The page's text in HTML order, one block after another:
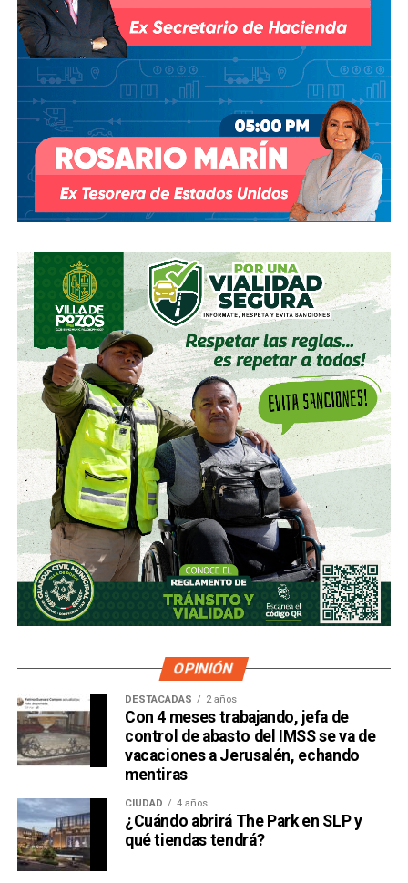
OPINIÓN
DESTACADAS 2 años
Con 4 meses trabajando, jefa de
control de abasto del IMSS se va de
vacaciones a Jerusalén, echando
mentiras
CIUDAD 4 años
¿Cuándo abrirá The Park en SLP y
qué tiendas tendrá?